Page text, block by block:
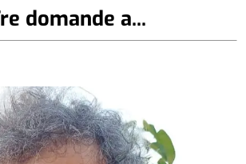
domande a...